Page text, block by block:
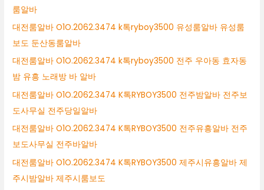
룸알바
대전룸알바 O1O.2062.3474 k톡ryboy3500 유성룸알바 유성룸
보도 둔산동룸알바
대전룸알바 O1O.2062.3474 k톡ryboy3500 전주 우아동 효자동
밤 유흥 노래방 바 알바
대전룸알바 O1O.2062.3474 K톡RYBOY3500 전주밤알바 전주보
도사무실 전주당일알바
대전룸알바 O1O.2062.3474 K톡RYBOY3500 전주유흥알바 전주
보도사무실 전주바알바
대전룸알바 O1O.2062.3474 K톡RYBOY3500 제주시유흥알바 제
주시밤알바 제주시룸보도